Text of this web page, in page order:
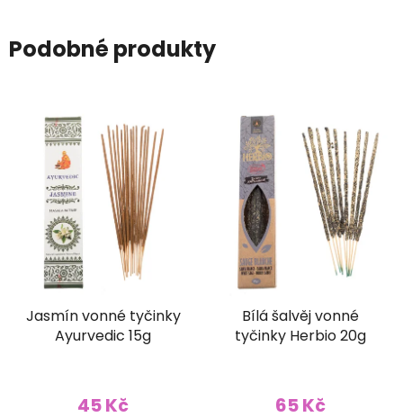
Podobné produkty
Jasmín vonné tyčinky
Ayurvedic 15g
45 Kč
Bílá šalvěj vonné
tyčinky Herbio 20g
65 Kč